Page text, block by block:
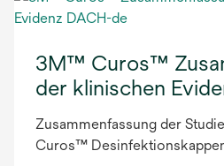
3M™ Curos™
der klinischen
Zusammenfassung der
Curos™